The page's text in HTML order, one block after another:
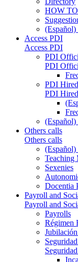
HOW
Access PDI
Access PDI
PDI
PDI
PDI Hired
PDI Hired
(Español)
Others calls
Others calls
(Español)
Teaching
Sexenies
Docentia
Payroll and
Payroll and
Payrolls
Régimen